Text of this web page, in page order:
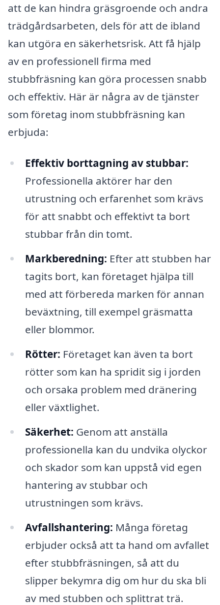
att de kan hindra gräsgroende och andra
trädgårdsarbeten, dels för att de ibland
kan utgöra en säkerhetsrisk. Att få hjälp
av en professionell firma med
stubbfräsning kan göra processen snabb
och effektiv. Här är några av de tjänster
som företag inom stubbfräsning kan
erbjuda:
Effektiv borttagning av stubbar:
Professionella aktörer har den
utrustning och erfarenhet som krävs
för att snabbt och effektivt ta bort
stubbar från din tomt.
Markberedning: Efter att stubben har
tagits bort, kan företaget hjälpa till
med att förbereda marken för annan
beväxtning, till exempel gräsmatta
eller blommor.
Rötter: Företaget kan även ta bort
rötter som kan ha spridit sig i jorden
och orsaka problem med dränering
eller växtlighet.
Säkerhet: Genom att anställa
professionella kan du undvika olyckor
och skador som kan uppstå vid egen
hantering av stubbar och
utrustningen som krävs.
Avfallshantering: Många företag
erbjuder också att ta hand om avfallet
efter stubbfräsningen, så att du
slipper bekymra dig om hur du ska bli
av med stubben och splittrat trä.